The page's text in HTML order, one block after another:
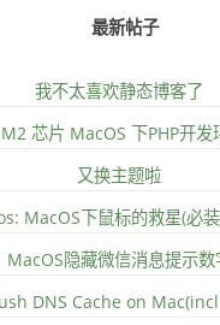
最新帖子
我不太喜欢静态博客了
芯片 MacOS 下PHP开发
又换主题啦
MacOS下鼠标的救星(必
MacOS隐藏微信消息提示数
DNS Cache on